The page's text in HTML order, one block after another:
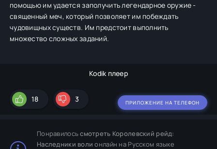
помощью им удается заполучить легендарное оружие -
священный меч, который позволяет им побеждать
чудовищных существ. Им предстоит выполнить
множество сложных заданий.
Kodik плеер
18 3 ПРИЛОЖЕНИЕ НА ТЕЛЕФОН
Понравилосьсмотреть Королевский рейд:
Наследники воли онлайн на Русском языке